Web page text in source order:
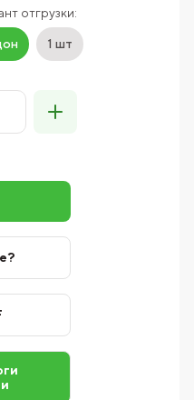
отгрузки:
1 шт